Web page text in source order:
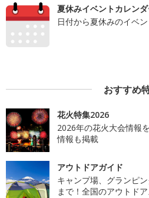
夏休みイベントカレン
日付から夏休みのイベ
おすすめ
花火特集2026
2026年の花火大会情報
情報も掲載
アウトドアガイド
キャンプ場、グランピ
まで！全国のアウトド